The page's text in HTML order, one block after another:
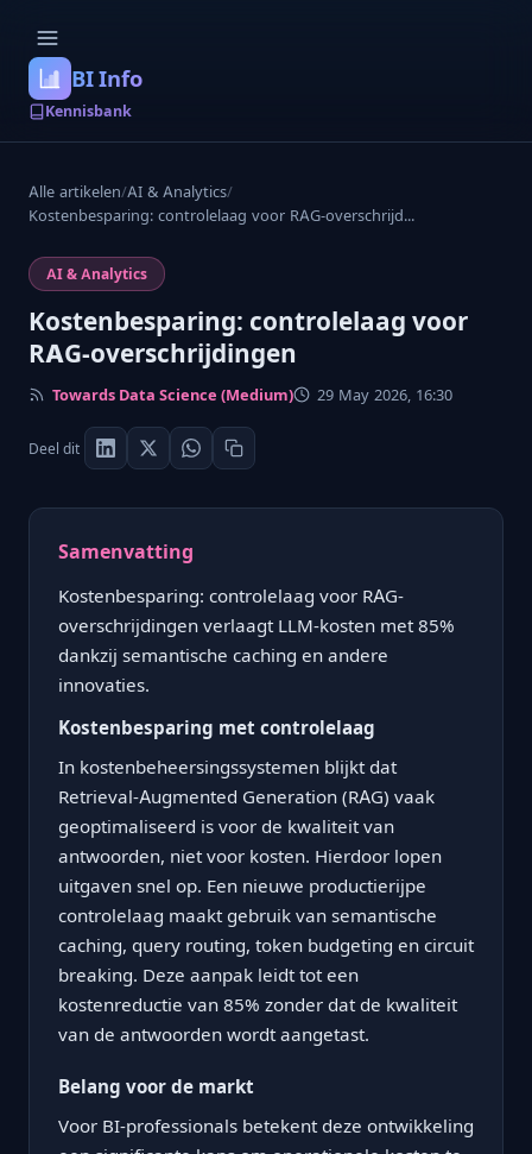
BI Info
Kennisbank
Alle artikelen/AI & Analytics/
Kostenbesparing: controlelaag voor RAG-overschrijd...
AI & Analytics
Kostenbesparing: controlelaag voor
RAG-overschrijdingen
Towards Data Science (Medium) 29 May 2026, 16:30
Deel dit
Samenvatting
Kostenbesparing: controlelaag voor RAG-
overschrijdingen verlaagt LLM-kosten met 85%
dankzij semantische caching en andere
innovaties.
Kostenbesparing met controlelaag
In kostenbeheersingssystemen blijkt dat
Retrieval-Augmented Generation (RAG) vaak
geoptimaliseerd is voor de kwaliteit van
antwoorden, niet voor kosten. Hierdoor lopen
uitgaven snel op. Een nieuwe productierijpe
controlelaag maakt gebruik van semantische
caching, query routing, token budgeting en circuit
breaking. Deze aanpak leidt tot een
kostenreductie van 85% zonder dat de kwaliteit
van de antwoorden wordt aangetast.
Belang voor de markt
Voor BI-professionals betekent deze ontwikkeling